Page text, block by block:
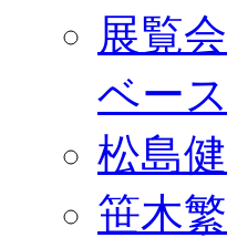
展覧
ベース
松島
笹木